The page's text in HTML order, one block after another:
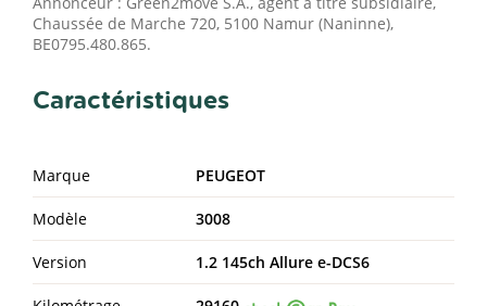
Chaussée de Marche 720, 5100 Namur (Naninne),
BE0795.480.865.
Caractéristiques
Marque PEUGEOT
Modèle 3008
Version 1.2 145ch Allure e-DCS6